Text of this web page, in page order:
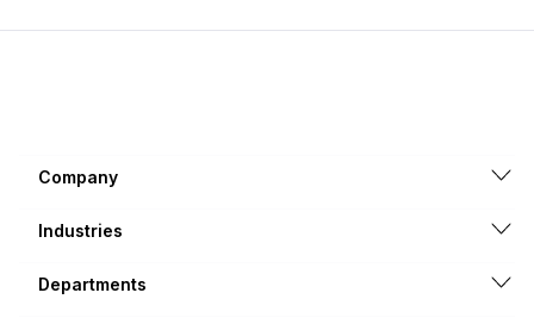
Company
Industries
Departments